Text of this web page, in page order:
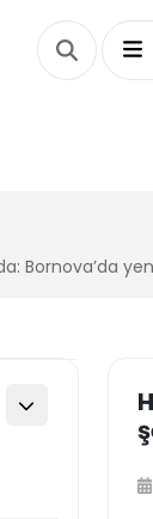
Bornova’da